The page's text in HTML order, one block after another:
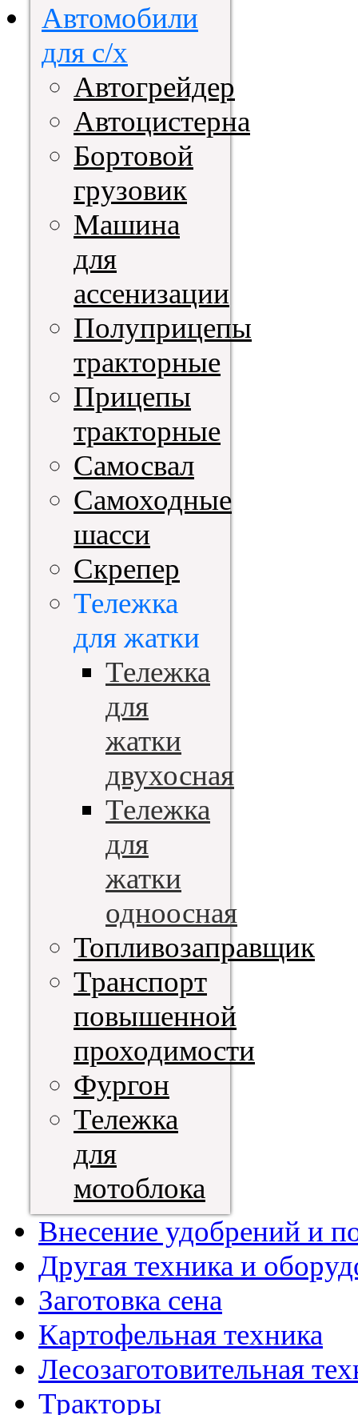
Автомобили
для с/х
Автогрейдер
Автоцистерна
Бортовой
грузовик
Машина
для
ассенизации
Полуприцепы
тракторные
Прицепы
тракторные
Самосвал
Самоходные
шасси
Скрепер
Тележка
для жатки
Тележка
для
жатки
двухосная
Тележка
для
жатки
одноосная
Топливозаправщик
Транспорт
повышенной
проходимости
Фургон
Тележка
для
мотоблока
Внесение удобрений и
Другая техника и
Заготовка сена
Картофельная техника
Лесозаготовительная
Тракторы